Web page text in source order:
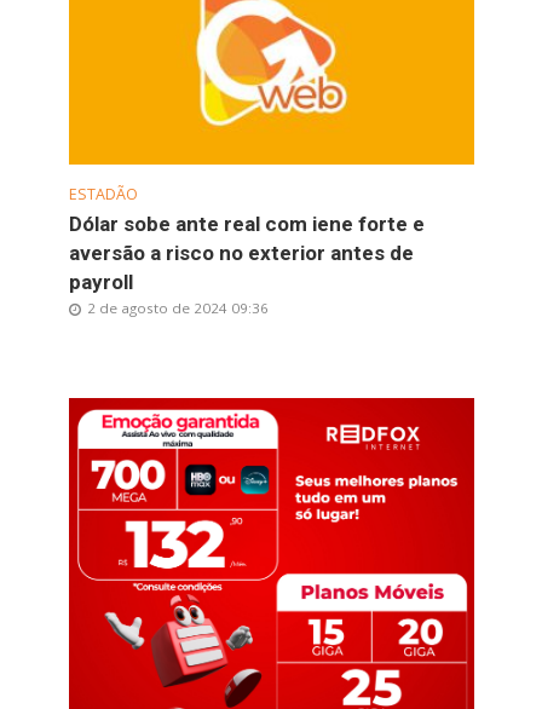
ESTADÃO
Dólar sobe ante real com iene forte e
aversão a risco no exterior antes de
payroll
2 de agosto de 2024 09:36